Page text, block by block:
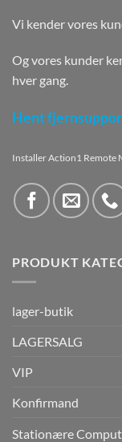
Vi kender vores
Og vores kunder
hver gang.
Hent
Installer Action1 Remote
PRODUKT
lager-butik
LAGERSALG
VIP
Konfirmand
Stationære